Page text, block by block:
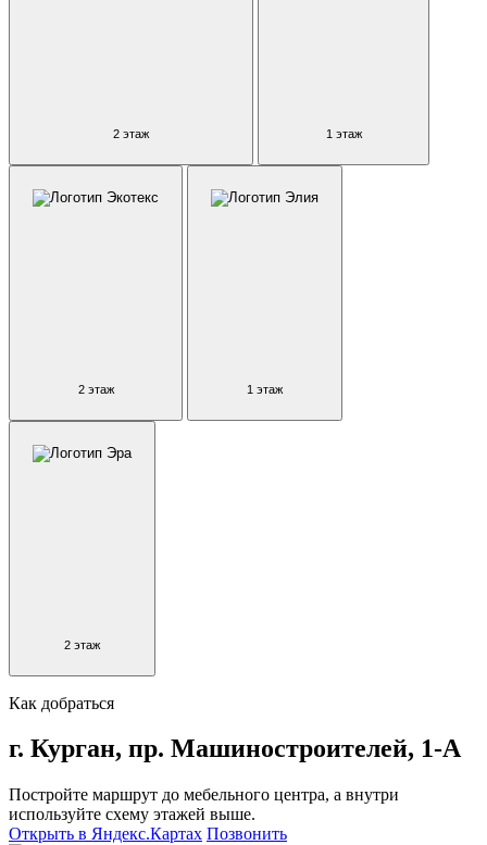
2 этаж 1 этаж
2 этаж 1 этаж
2 этаж
Как добраться
г. Курган, пр. Машиностроителей, 1-А
Постройте маршрут до мебельного центра, а внутри
используйте схему этажей выше.
Открыть в Яндекс.Картах Позвонить